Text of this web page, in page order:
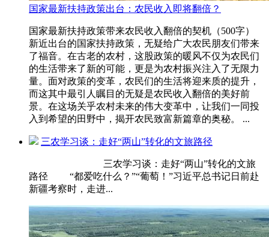
国家最新扶持政策出台：农民收入即将翻倍？
国家最新扶持政策带来农民收入翻倍的契机（500字）
新近出台的国家扶持政策，无疑给广大农民朋友们带来
了福音。在古老的农村，这股政策的暖风不仅为农民们
的生活带来了新的可能，更是为农村振兴注入了无限力
量。面对政策的变革，农民们的生活将迎来质的提升，
而这其中最引人瞩目的无疑是农民收入翻倍的美好前
景。在这场关乎农村未来的伟大变革中，让我们一同投
入到希望的田野中，揭开农民致富新篇章的奥秘。 ...
三农学习谈：走好“两山”转化的文旅路径
三农学习谈：走好“两山”转化的文旅
路径 “都爱吃什么？”“葡萄！”习近平总书记日前赴
新疆考察时，走进...